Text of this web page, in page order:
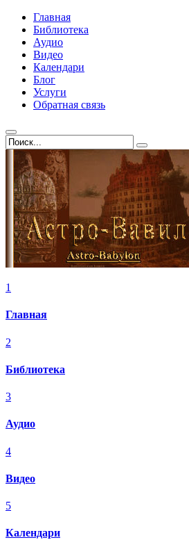
Главная
Библиотека
Аудио
Видео
Календари
Блог
Услуги
Обратная связь
1
Главная
2
Библиотека
3
Аудио
4
Видео
5
Календари